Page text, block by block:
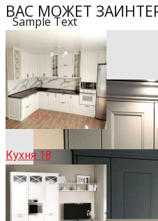
Sample Text
ВАС МОЖЕТ
Кухня 18